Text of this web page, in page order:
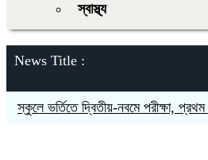
স্বাস্থ্য
News Title :
ভর্তিতে দ্বিতীয়-নবমে পরীক্ষা, প্রথম